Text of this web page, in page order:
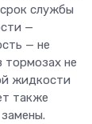
службы
—
— не
тормозах не
жидкости
также